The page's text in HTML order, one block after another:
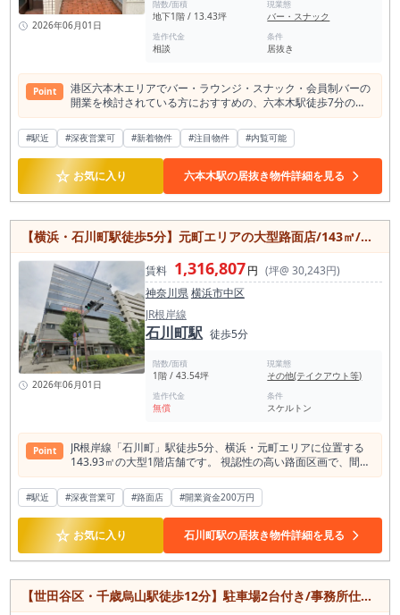
転率、ランチ単価、ディナー単価、テイクアウト比率などを事
前にシミュレーションしやすく、コンセプトを絞った出店に向
いています。 業態業種制限として、風営法関係・カラオケは不
可となっていますが、営業時間の制限はありません。 そのた
政・貸主確認を行いながら検討できる余地があります。 中華、
アジアン、定食、軽飲食、テイクアウト併用型など、通常飲食
業態での出店を考えている方には相性の良い条件です。 台東区
で居抜き物件を探している方、上野駅周辺で飲食店開業を検討
している方、1階の中華料理店居抜き物件を探している方に
は、ぜひ一度ご確認いただきたい1件です。上野駅徒歩5分、稲
荷町駅も利用可能、永寿総合病院そば、約8坪、1階店舗という
条件は、小型飲食店として非常に分かりやすい強みがありま
方、ランチ需要と夜営業の両方を狙いたい方、中華・アジア
ン・多国籍料理で開業を検討している方は、現地確認をおすす
めします。店内状態、厨房設備、看板掲出、通行導線、インフ
ラ容量を確認したうえで、早めにご検討ください。
に向いています。 1階路面店舗のため、通行人から店舗の存在
を認識してもらいやすく、看板、暖簾、店頭メニュー、外観演
出によって認知形成をしやすい点も魅力です。 周辺500m圏内
には飲食店が約217軒、和食店が約61軒あります。 一方で、鰻
もちろん、近年は鰻の仕入価格高騰により、鰻専門店としての
運営には原価管理や価格設計が重要になります。 そのため、本
物件では鰻専門店としての出店だけでなく、和食店・小料理
えます。 例えば、昼はうな重、ひつまぶし、焼魚定食、天ぷら
き、刺身、小料理、日本酒、焼酎を組み合わせた和食居酒屋と
して営業することで、売上の柱を複数作ることができます。鰻
単品に依存しすぎず、和食・酒肴・夜営業を組み合わせること
なります。 約14坪という面積は、カウンター席とテーブル席
を組み合わせた和食業態にも適しています。 席数を無理に増や
すのではなく、少人数運営で回しやすい客席構成にすること
で、人件費や固定費を抑えた営業計画を立てやすくなります。
鰻店、和食店、小料理屋、定食店、居酒屋など、料理の質や常
連化を重視する業態と相性の良い広さです。 現況が鰻屋の居抜
きであるため、同業態であれば厨房設備や既存レイアウトを活
用できる可能性があります。 ただし、焼き台、排気、ダクト、
給排水、ガス容量、電気容量、空調、グリストラップ、什器備
品などの状態については、必ず現地確認が必要です。 特に鰻業
態や焼き物を扱う和食業態では、排気能力や煙・臭い対策が重
要になるため、出店前に設備条件を確認することをおすすめい
商品にしながら和食や夜業態を併設したい方にも検討しやすい
方、仲宿商店街周辺で地域密着型の飲食店を開業したい方、1
階路面の小規模店舗を探している方にとって、立地・業態・面
積のバランスが取れた一件といえます。 業態としては、鰻店、
和食店、小料理屋、定食店、割烹寄りの居酒屋、日本酒居酒
屋、炭火焼き業態、和食ランチと夜営業を組み合わせた店舗な
どが検討候補となります。 周辺に鰻屋が少ない点を活かしつ
つ、夜は和食居酒屋として利用動機を広げることで、より安定
した売上設計を目指しやすくなります。 板橋区で飲食店居抜き
物件をお探しの方、板橋区役所前駅周辺で鰻屋・和食店・居酒
い。 店内のサイズ感、厨房設備、排気状況、前面道路からの視
認性、仲宿商店街からの導線を確認することで、出店後の営業
イメージを具体的に把握しやすい物件です。
2026年06月01日
階数/面積
地下1階 / 13.43坪
現業態
バー・スナック
造作代金
相談
条件
居抜き
Point
港区六本木エリアでバー・ラウンジ・スナック・会員制バーの
開業を検討されている方におすすめの、六本木駅徒歩7分のバ
ー居抜き物件です。 東京メトロ日比谷線・都営大江戸線が利用
できる六本木駅徒歩圏に位置し、六本木エリアで夜業態の出店
を検討されている方にご確認いただきたい物件です。 本物件
は、約13坪のバー居抜き物件です。六本木エリアの中でも、派
手な路面集客に頼るというより、目的来店・紹介来店・常連利
用を積み上げる隠れ家型の店舗運営と相性の良い立地です。会
員制バー、ラウンジ、スナック、カラオケバー、シーシャバ
ー、紹介制店舗など、落ち着いた空間づくりを重視する夜業態
に検討しやすい物件です。 店内はソファ席を中心とした構成
で、ゆったりとした滞在型の営業を想定しやすい点が特徴で
す。カウンター主体の小箱バーとは異なり、複数名での利用、
接待利用、二軒目利用、グループ利用などを取り込みやすいレ
イアウトが期待できます。六本木でバー開業を検討するうえ
で、客単価を一定水準に設計しやすい空間構成は大きな魅力で
す。 また、カラオケ使用可能なバー居抜き物件である点も本物
件の強みです。 六本木エリアでは、単にお酒を提供するだけで
なく、会話、音楽、カラオケ、シーシャ、接客、空間演出など
を組み合わせた夜業態の需要があります。 本物件は、バー・ス
ナック・ラウンジ・カラオケバーなど、既存の内装や設備を活
かしながら出店を検討しやすい物件です。 六本木駅の1日平均
乗降人員は、東京メトロと都営地下鉄を合わせて約19万人規模
とされ、都内でも高い集客力を持つ駅の一つです。 周辺にはオ
フィスワーカー、観光客、外国人来街者、近隣居住者、飲食・
ナイトマーケット利用者など、多様な客層が集まります。 昼夜
で人の流れが変化し、特に夜業態においては、エリア自体の認
知度と来街目的の強さが出店判断の大きな材料になります。 半
径500m圏内には飲食店が約1,275軒、そのうちバー業態は約
584軒あります。 競合は多いエリアですが、裏を返せば六本木
が都内でも有数のバー・ラウンジ・夜業態の需要が成立してい
る商圏であることを示しています。 六本木で重要なのは、単純
な人通りだけではなく、店舗コンセプト、内装の世界観、客単
価設計、紹介導線、リピート利用をどう作るかです。 本物件
性を組み立てやすい物件といえます。 約13坪という面積は、
夜業態として使いやすいサイズ感です。 大型店舗のような大人
#駅近 #深夜営業可 #新着物件 #注目物件 #内覧可能
☆ お気に入り 六本木駅の居抜き物件詳細を見る
【横浜・石川町駅徒歩5分】元町エリアの大型路面店/143㎡/飲食店相談可/24時間利用可能/元町・中華街徒歩圏
2026年06月01日
賃料 1,316,807円 (坪@ 30,243円)
神奈川県横浜市中区
JR根岸線
石川町駅 徒歩5分
階数/面積
1階 / 43.54坪
現業態
その他(テイクアウト等)
造作代金
無償
条件
スケルトン
Point
JR根岸線「石川町」駅徒歩5分、横浜・元町エリアに位置する
143.93㎡の大型1階店舗です。 視認性の高い路面区画で、間口
は5m以上を確保。 コンビニ隣接のため人通りも期待でき、集
客力を重視する店舗におすすめの立地です。 スケルトン渡しの
ため、飲食店をはじめ、クリニック、物販店、美容サロン、フ
ィットネスジム、ショールームなど、多彩な業態に対応可能。
レイアウトや内装を自由に設計できるため、ブランドイメージ
に合わせた店舗づくりを実現できます。 また、検査済証取得済
みの建物で、24時間利用にも対応。 元町・中華街エリアや山
下公園周辺からの集客も見込める魅力的なロケーションです。
横浜を代表する観光・商業エリアで、新規出店や移転をご検討
中の事業者様はぜひご相談ください。
#駅近 #深夜営業可 #路面店 #開業資金200万円
☆ お気に入り 石川町駅の居抜き物件詳細を見る
【世田谷区・千歳烏山駅徒歩12分】駐車場2台付き/事務所仕様の1階テナント/事務所・スクール・サービス店舗におすすめ